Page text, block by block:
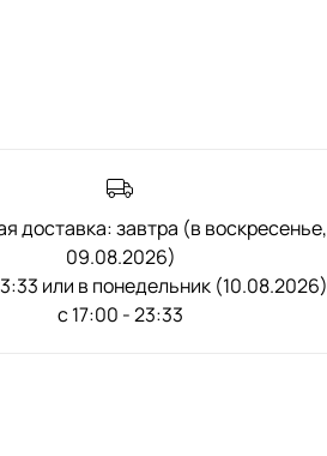
доставка: завтра (в воскресенье,
09.08.2026)
или в понедельник (10.08.2026)
с 17:00 - 23:33